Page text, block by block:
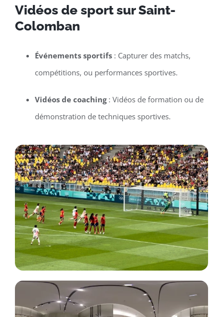
Vidéos de sport sur Saint-
Colomban
Événements sportifs: Capturer des matchs,
compétitions, ou performances sportives.
Vidéos de coaching: Vidéos de formation ou de
démonstration de techniques sportives.